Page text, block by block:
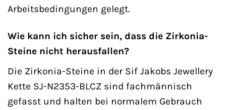
Arbeitsbedingungen gelegt.
Wie kann ich sicher sein, dass die Zirkonia-
Steine nicht herausfallen?
Die Zirkonia-Steine in der Sif Jakobs Jewellery
Kette SJ-N2353-BLCZ sind fachmännisch
gefasst und halten bei normalem Gebrauch